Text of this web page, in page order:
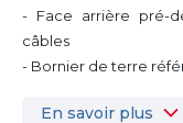
- Face arrière pré-
câbles
- Bornier de terre
En savoir plus